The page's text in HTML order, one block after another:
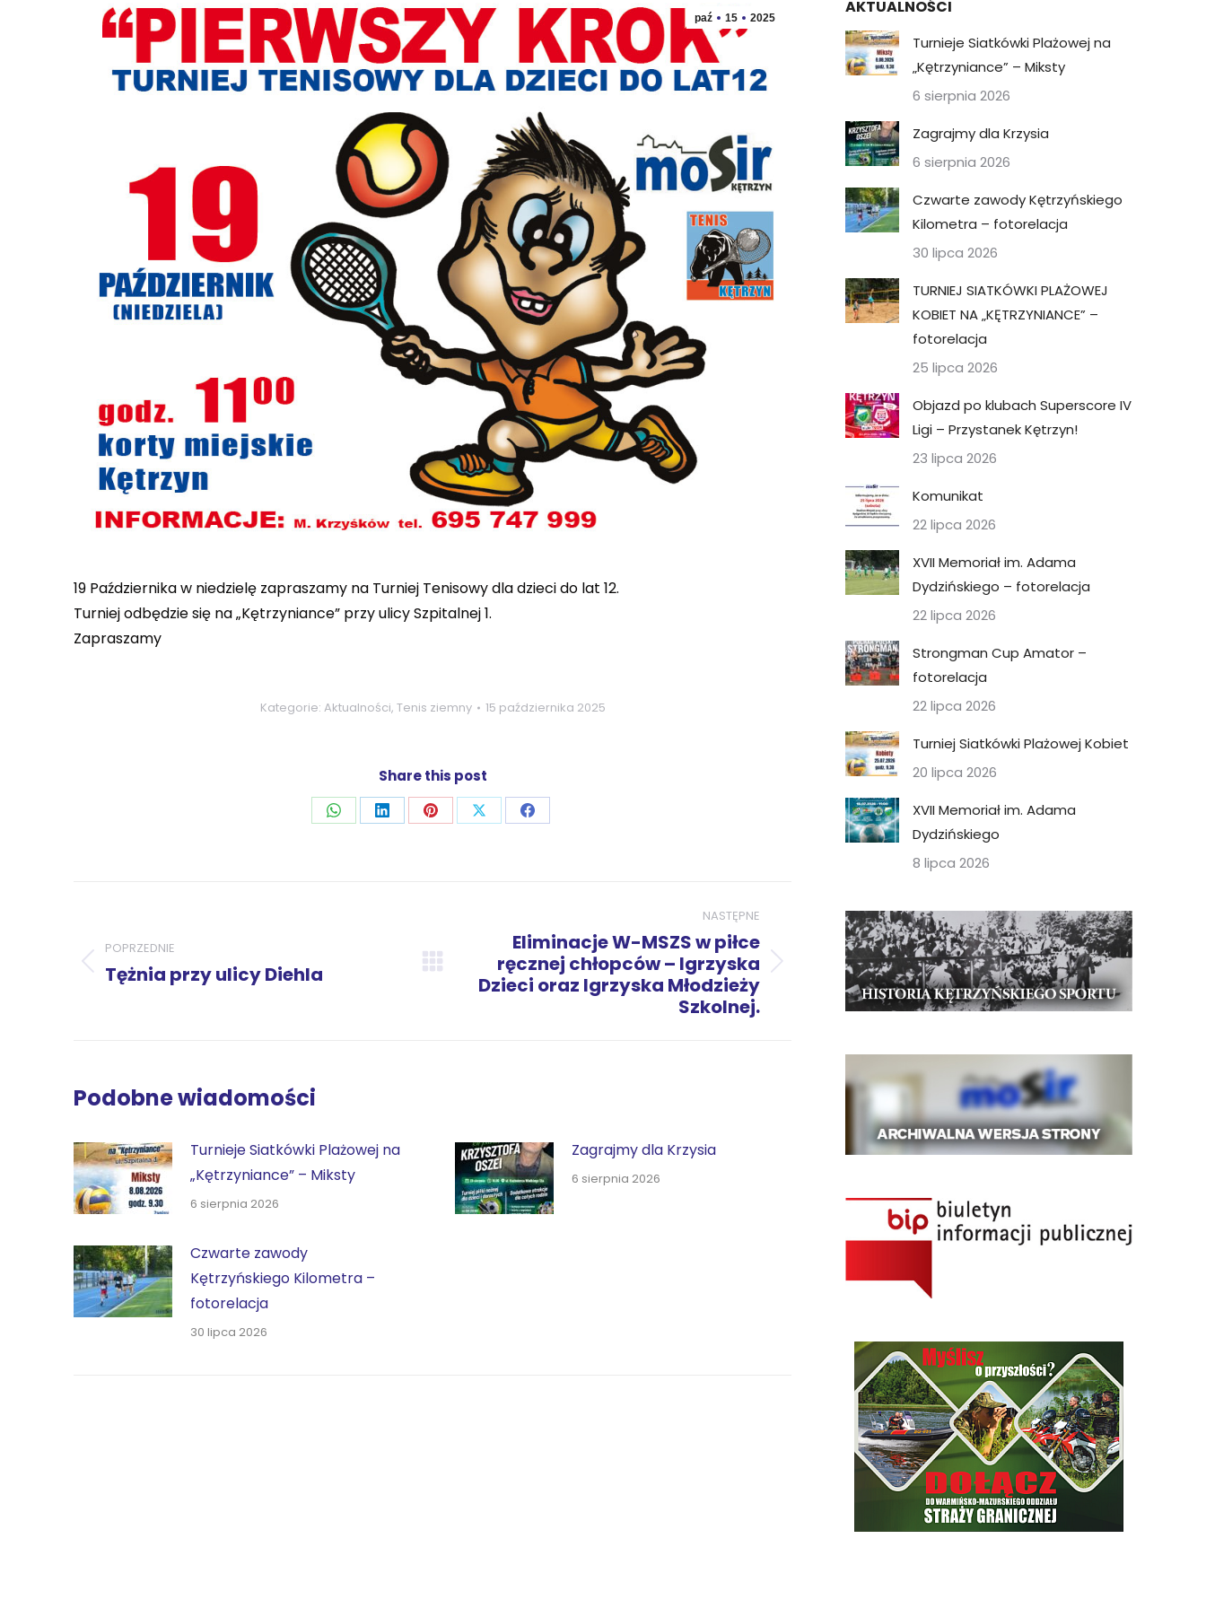
paź 15 2025
19 Października w niedzielę zapraszamy na Turniej Tenisowy dla dzieci do lat 12.
Turniej odbędzie się na „Kętrzyniance” przy ulicy Szpitalnej 1.
Zapraszamy
Kategorie: Aktualności, Tenis ziemny 15 października 2025
Share this post
UdostępnijUdostępnijUdostępnijUdostępnijUdostępnij
POPRZEDNIE
Poprzedni
Tężnia przy ulicy Diehla
NASTĘPNE
Następny
wpis:
Eliminacje W-MSZS w piłce
ręcznej chłopców – Igrzyska
Dzieci oraz Igrzyska Młodzieży
Szkolnej.
Podobne wiadomości
Turnieje Siatkówki Plażowej na
„Kętrzyniance” – Miksty
6 sierpnia 2026
Zagrajmy dla Krzysia
6 sierpnia 2026
Czwarte zawody
Kętrzyńskiego Kilometra –
fotorelacja
30 lipca 2026
AKTUALNOŚCI
Turnieje Siatkówki Plażowej na
„Kętrzyniance” – Miksty
6 sierpnia 2026
Zagrajmy dla Krzysia
6 sierpnia 2026
Czwarte zawody Kętrzyńskiego
Kilometra – fotorelacja
30 lipca 2026
TURNIEJ SIATKÓWKI PLAŻOWEJ
KOBIET NA „KĘTRZYNIANCE” –
fotorelacja
25 lipca 2026
Objazd po klubach Superscore IV
Ligi – Przystanek Kętrzyn!
23 lipca 2026
Komunikat
22 lipca 2026
XVII Memoriał im. Adama
Dydzińskiego – fotorelacja
22 lipca 2026
Strongman Cup Amator –
fotorelacja
22 lipca 2026
Turniej Siatkówki Plażowej Kobiet
20 lipca 2026
XVII Memoriał im. Adama
Dydzińskiego
8 lipca 2026